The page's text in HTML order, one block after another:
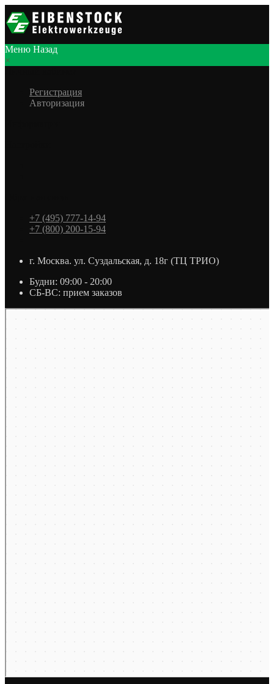
Меню Назад
×
Регистрация
Авторизация
+7 (495) 777-14-94
+7 (800) 200-15-94
г. Москва. ул. Суздальская, д. 18г (ТЦ ТРИО)
Будни: 09:00 - 20:00
СБ-ВС: прием заказов